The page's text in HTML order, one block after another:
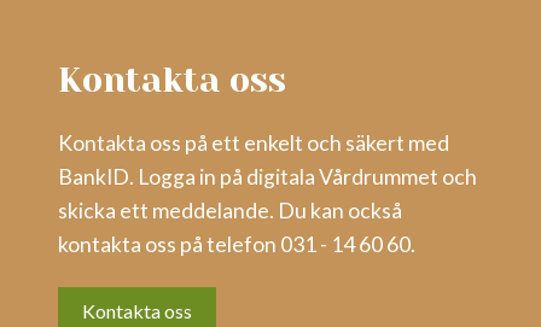
Kontakta oss
Kontakta oss på ett enkelt och säkert med
BankID. Logga in på digitala Vårdrummet och
skicka ett meddelande. Du kan också
kontakta oss på telefon 031 - 14 60 60.
Kontakta oss